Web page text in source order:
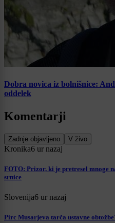
Dobra novica iz bolnišnice:
oddelek
Komentarji
Zadnje objavljeno V živo
Kronika6 ur nazaj
FOTO: Prizor, ki je pretresel mnoge
srnice
Slovenija6 ur nazaj
Pirc Musarjeva tarča ustavne